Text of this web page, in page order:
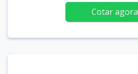
Cotar agora